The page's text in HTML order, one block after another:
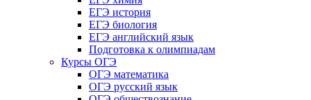
ЕГЭ история
ЕГЭ биология
ЕГЭ английский язык
Подготовка к олимпиадам
Курсы ОГЭ
ОГЭ математика
ОГЭ русский язык